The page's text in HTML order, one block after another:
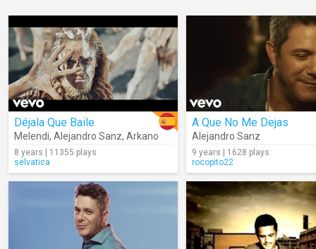
Déjala Que Baile
Melendi, Alejandro Sanz, Arkano
8 years | 11355 plays
selvatica
A Que No Me Dejas
Alejandro Sanz
9 years | 1628 plays
rocopito22